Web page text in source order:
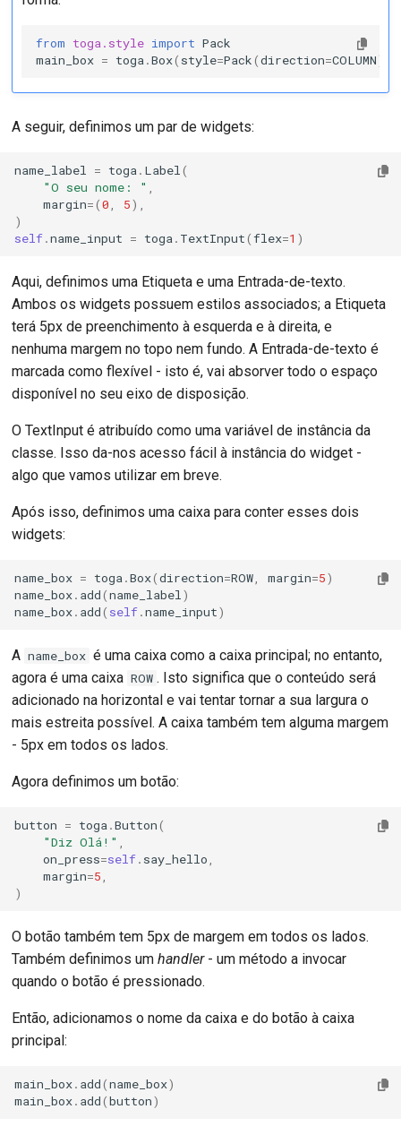
from toga.style import Pack
main_box = toga.Box( style=Pack(direction=COLUMN))
A seguir, definimos um par de widgets:
name_label = toga. Label(
"O seu nome: " ,
margin=(0, 5),
)
self.name_input = toga. TextInput(flex=1 )
Aqui, definimos uma Etiqueta e uma Entrada-de-texto.
Ambos os widgets possuem estilos associados; a Etiqueta
terá 5px de preenchimento à esquerda e à direita, e
nenhuma margem no topo nem fundo. A Entrada-de-texto é
marcada como flexível - isto é, vai absorver todo o espaço
disponível no seu eixo de disposição.
O TextInput é atribuído como uma variável de instância da
classe. Isso da-nos acesso fácil à instância do widget -
algo que vamos utilizar em breve.
Após isso, definimos uma caixa para conter esses dois
widgets:
name_box = toga.Box(direction=ROW, margin=5)
name_box. add(name_label)
name_box. add( self.name_input)
A name_box é uma caixa como a caixa principal; no entanto,
agora é uma caixa ROW . Isto significa que o conteúdo será
adicionado na horizontal e vai tentar tornar a sua largura o
mais estreita possível. A caixa também tem alguma margem
- 5px em todos os lados.
Agora definimos um botão:
button = toga.Button(
"Diz Olá!" ,
on_press=self. say_hello,
margin=5,
)
O botão também tem 5px de margem em todos os lados.
Também definimos um handler- um método a invocar
quando o botão é pressionado.
Então, adicionamos o nome da caixa e do botão à caixa
principal:
main_box. add(name_box)
main_box. add(button)